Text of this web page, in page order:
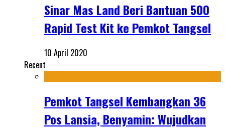
Sinar Mas Land Beri Bantuan 500
Rapid Test Kit ke Pemkot Tangsel
10 April 2020
Recent
Pemkot Tangsel Kembangkan 36
Pos Lansia, Benyamin: Wujudkan